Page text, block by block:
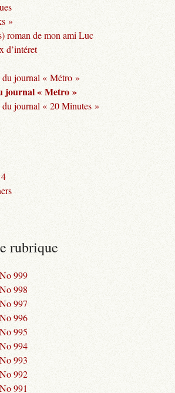
»
roman de mon ami Luc
d’intéret
du journal « Métro »
journal « Metro »
du journal « 20 Minutes »
rubrique
999
998
997
996
995
994
993
992
991